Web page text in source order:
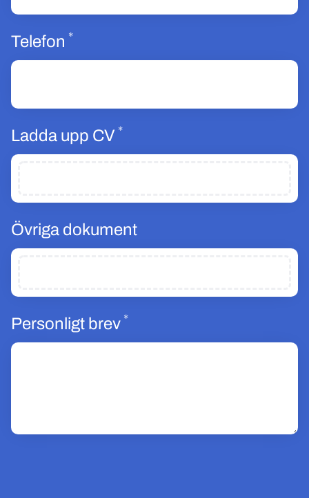
Telefon *Obligatoriskt
Ladda upp CV *Obligatoriskt
Övriga dokument
Personligt brev *Obligatoriskt